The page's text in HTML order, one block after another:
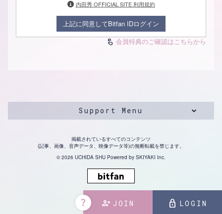
person_add JOIN lock LOGIN
question_mark
内田秀 OFFICIAL SITE 利用規約
上記に同意してBitfan IDログイン
touch_app 会員特典のご確認はこちらから
Support Menu
掲載されているすべてのコンテンツ
(記事、画像、音声データ、映像データ等)の無断転載を禁じます。
© 2026 UCHIDA SHU Powered by SKIYAKI Inc.